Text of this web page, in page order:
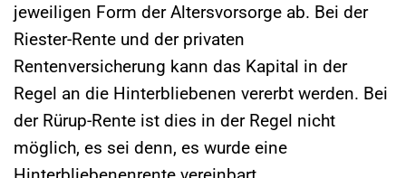
jeweiligen Form der Altersvorsorge ab. Bei der
Riester-Rente und der privaten
Rentenversicherung kann das Kapital in der
Regel an die Hinterbliebenen vererbt werden. Bei
der Rürup-Rente ist dies in der Regel nicht
möglich, es sei denn, es wurde eine